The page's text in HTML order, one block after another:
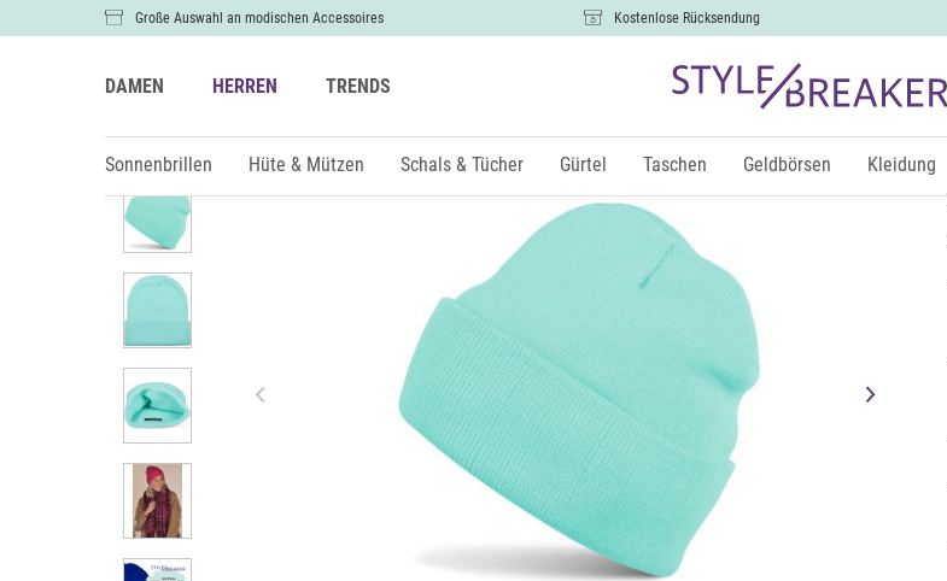
Große Auswahl an modischen Accessoires Kostenlose Rücksendung
DAMEN HERREN TRENDS
Sonnenbrillen Hüte & Mützen Schals & Tücher Gürtel Taschen Geldbörsen Kleidung